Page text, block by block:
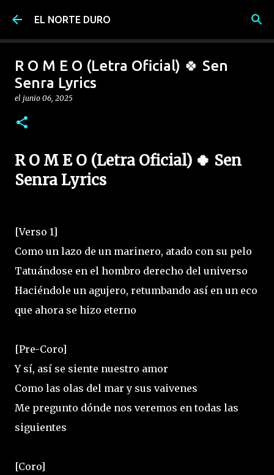
Ir al contenido principal
EL NORTE DURO
R O M E O (Letra Oficial) 🍀 Sen
Senra Lyrics
el junio 06, 2025
R O M E O (Letra Oficial) 🍀 Sen
Senra Lyrics
[Verso 1]
Como un lazo de un marinero, atado con su pelo
Tatuándose en el hombro derecho del universo
Haciéndole un agujero, retumbando así en un eco
que ahora se hizo eterno
[Pre-Coro]
Y sí, así se siente nuestro amor
Como las olas del mar y sus vaivenes
Me pregunto dónde nos veremos en todas las
siguientes
[Coro]